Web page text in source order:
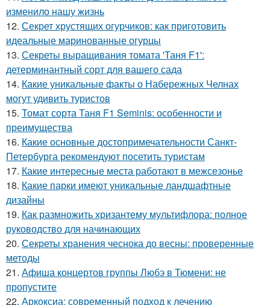
изменило нашу жизнь
12. Секрет хрустящих огурчиков: как приготовить
идеальные маринованные огурцы
13. Секреты выращивания томата 'Таня F1':
детерминантный сорт для вашего сада
14. Какие уникальные факты о Набережных Челнах
могут удивить туристов
15. Томат сорта Таня F1 Seminis: особенности и
преимущества
16. Какие основные достопримечательности Санкт-
Петербурга рекомендуют посетить туристам
17. Какие интересные места работают в межсезонье
18. Какие парки имеют уникальные ландшафтные
дизайны
19. Как размножить хризантему мультифлора: полное
руководство для начинающих
20. Секреты хранения чеснока до весны: проверенные
методы
21. Афиша концертов группы Любэ в Тюмени: не
пропустите
22. Аркоксиа: современный подход к лечению